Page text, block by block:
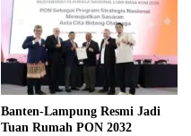
Banten-Lampung Resmi Jadi
Tuan Rumah PON 2032